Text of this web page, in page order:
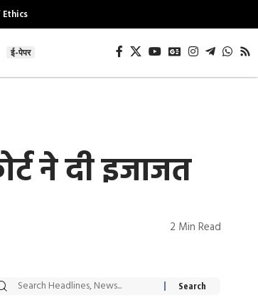
Ethics
ई-पेपर
ने दी इजाजत
2 Min Read
में अरेस्ट हुए
रोज एक कच्चे लहसुन